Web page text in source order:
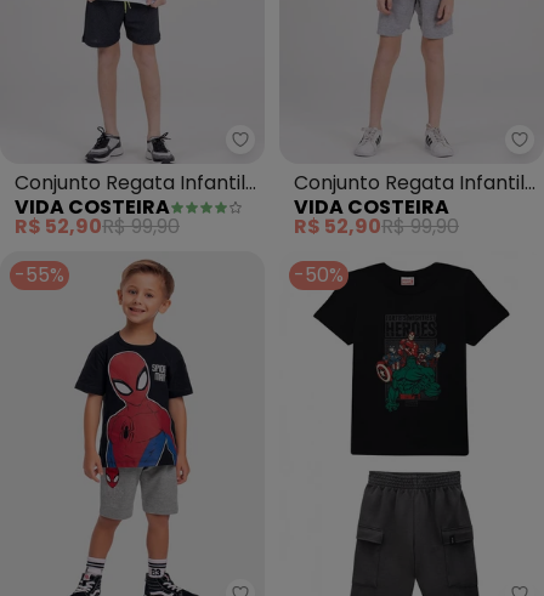
Vida Costeira - Conjunto
Conjunto Regata Infantil
Tricolor (Preto)
VIDA COSTEIRA
R$ 52,90R$ 99,90
Conjunto Regata Infantil
Menino Essencial (Preto)
VIDA COSTEIRA
R$ 52,90R$ 99,90
-55%
-50%